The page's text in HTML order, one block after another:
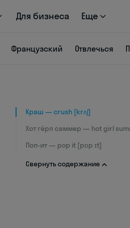
Для бизнеса Еще
Французский Отвлечься
Краш — crush [krʌʃ]
Хот гёрл саммер — hot girl
Поп-ит — pop it [pɒp ɪt]
Свернуть содержание